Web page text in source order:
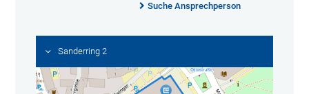
Suche Ansprechperson
Sanderring 2